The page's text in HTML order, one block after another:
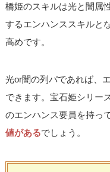
橋姫のスキルは光と闇属
するエンハンススキルと
高めです。
光or闇の列パであれば、
できます。宝石姫シリー
のエンハンス要員を持っ
値があるでしょう。